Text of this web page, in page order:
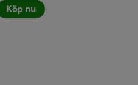
Köp nu